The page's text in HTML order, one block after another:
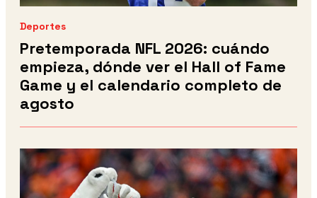
Deportes
Pretemporada NFL 2026: cuándo
empieza, dónde ver el Hall of Fame
Game y el calendario completo de
agosto